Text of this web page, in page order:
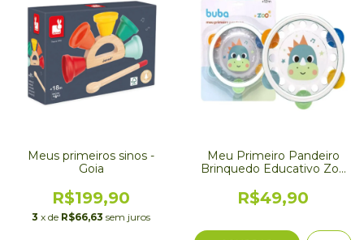
Meus primeiros sinos -
Goia
R$199,90
3 x de R$66,63 sem juros
Meu Primeiro Pandeiro
Brinquedo Educativo Zoo
R$49,90